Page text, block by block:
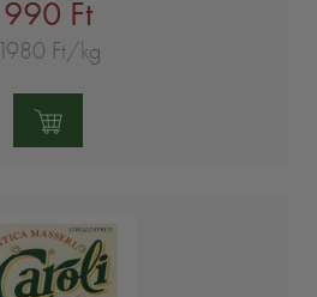
990 Ft
1980 Ft/kg
Mennyiség: